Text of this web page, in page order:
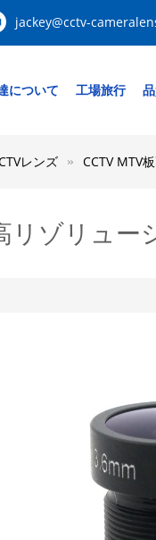
jackey@cctv-
について 工場旅行
レンズ CCTV MTV
リゾリュ